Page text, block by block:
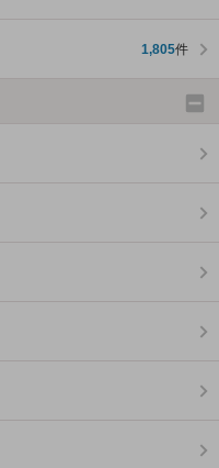
1,805件